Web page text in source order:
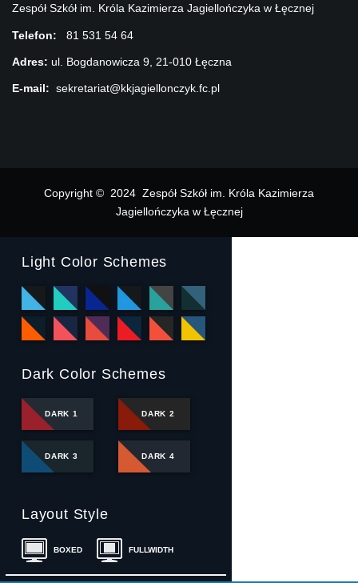
Zespół Szkół im. Króla Kazimierza Jagiellończyka w Łęcznej
Telefon: 81 531 54 64
Adres: ul. Bogdanowicza 9, 21-010 Łęczna
E-mail: sekretariat@kkjagiellonczyk.fc.pl
Copyright © 2024 Zespół Szkół im. Króla Kazimierza
Jagiellończyka w Łęcznej
Light Color Schemes
Dark Color Schemes
DARK 1 DARK 2
DARK 3 DARK 4
Layout Style
BOXED FULLWIDTH